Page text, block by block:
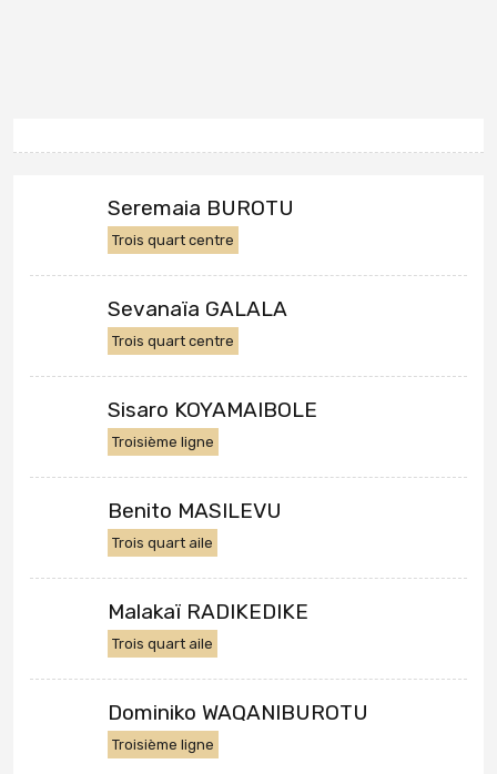
Seremaia BUROTU
Trois quart centre
Sevanaïa GALALA
Trois quart centre
Sisaro KOYAMAIBOLE
Troisième ligne
Benito MASILEVU
Trois quart aile
Malakaï RADIKEDIKE
Trois quart aile
Dominiko WAQANIBUROTU
Troisième ligne